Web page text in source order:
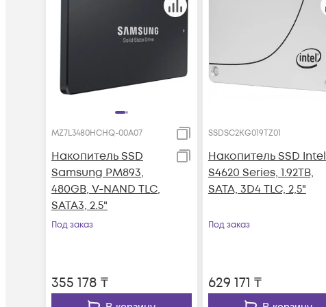
MZ7L3480HCHQ-00A07
Накопитель SSD
Samsung PM893,
480GB, V-NAND TLC,
SATA3, 2.5"
Под заказ
355 178 ₸
SSDSC2KG019TZ01
Накопитель SSD Intel
S4620 Series, 1.92TB,
SATA, 3D4 TLC, 2,5"
Под заказ
629 171 ₸